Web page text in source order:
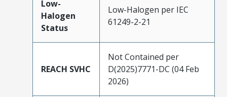
Low-
Halogen
Status
Low-Halogen per IEC
61249-2-21
REACH SVHC
Not Contained per
D(2025)7771-DC (04 Feb
2026)